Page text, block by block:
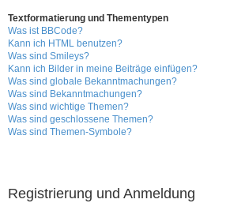
Textformatierung und Thementypen
Was ist BBCode?
Kann ich HTML benutzen?
Was sind Smileys?
Kann ich Bilder in meine Beiträge einfügen?
Was sind globale Bekanntmachungen?
Was sind Bekanntmachungen?
Was sind wichtige Themen?
Was sind geschlossene Themen?
Was sind Themen-Symbole?
Registrierung und Anmeldung